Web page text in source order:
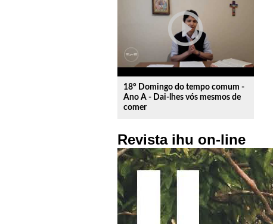
play_circle_outline
18º Domingo do tempo comum -
Ano A - Dai-lhes vós mesmos de
comer
Revista ihu on-line